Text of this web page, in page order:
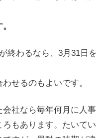
終わるなら、3月31日を
せるのもよいです。
社なら毎年何月に人事
もあります。たいてい